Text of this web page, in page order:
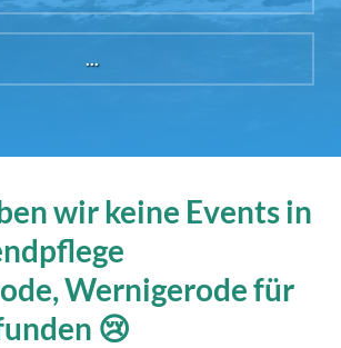
wir keine Events in
Wernigerode für
😢